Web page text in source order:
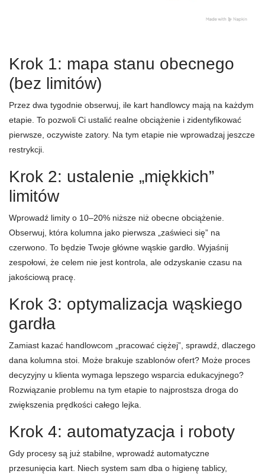
Krok 1: mapa stanu obecnego
(bez limitów)
Przez dwa tygodnie obserwuj, ile kart handlowcy mają na każdym
etapie. To pozwoli Ci ustalić realne obciążenie i zidentyfikować
pierwsze, oczywiste zatory. Na tym etapie nie wprowadzaj jeszcze
restrykcji.
Krok 2: ustalenie „miękkich”
limitów
Wprowadź limity o 10–20% niższe niż obecne obciążenie.
Obserwuj, która kolumna jako pierwsza „zaświeci się” na
czerwono. To będzie Twoje główne wąskie gardło. Wyjaśnij
zespołowi, że celem nie jest kontrola, ale odzyskanie czasu na
jakościową pracę.
Krok 3: optymalizacja wąskiego
gardła
Zamiast kazać handlowcom „pracować ciężej”, sprawdź, dlaczego
dana kolumna stoi. Może brakuje szablonów ofert? Może proces
decyzyjny u klienta wymaga lepszego wsparcia edukacyjnego?
Rozwiązanie problemu na tym etapie to najprostsza droga do
zwiększenia prędkości całego lejka.
Krok 4: automatyzacja i roboty
Gdy procesy są już stabilne, wprowadź automatyczne
przesunięcia kart. Niech system sam dba o higienę tablicy,